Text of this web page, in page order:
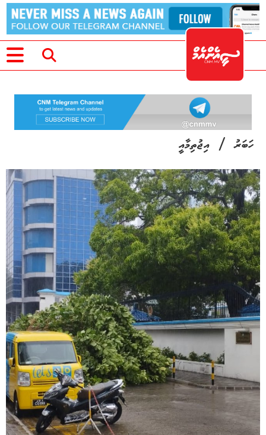
ހަބަރު/ އިޖުތިމާއީ